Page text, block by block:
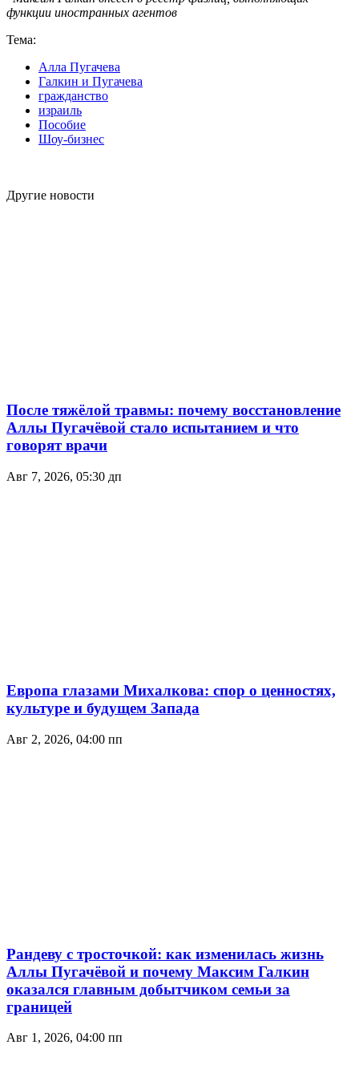
функции иностранных агентов
Тема:
Алла Пугачева
Галкин и Пугачева
гражданство
израиль
Пособие
Шоу-бизнес
Другие новости
После тяжёлой травмы: почему восстановление
Аллы Пугачёвой стало испытанием и что
говорят врачи
Авг 7, 2026, 05:30 дп
Европа глазами Михалкова: спор о ценностях,
культуре и будущем Запада
Авг 2, 2026, 04:00 пп
Рандеву с тросточкой: как изменилась жизнь
Аллы Пугачёвой и почему Максим Галкин
оказался главным добытчиком семьи за
границей
Авг 1, 2026, 04:00 пп